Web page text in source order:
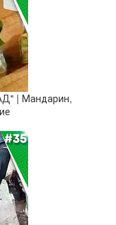
| Мандарин,